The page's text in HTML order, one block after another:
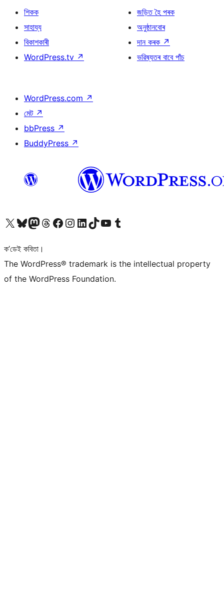
শিকক
সাহায্য
বিকাশকাৰী
WordPress.tv ↗
জড়িত হৈ পৰক
অনুষ্ঠানবোৰ
দান কৰক ↗
ভৱিষ্যতৰ বাবে পাঁচ
WordPress.com ↗
মেট ↗
bbPress ↗
BuddyPress ↗
আমাৰ X (আগৰ Twitter) একাউণ্টলৈ যাওকআমাৰ Bluesky একাউণ্টলৈ যাওকআমাৰ Mastodon একাউণ্টলৈ যাওকআমাৰ Threads একাউণ্টলৈ যাওকআমাৰ Facebook পৃষ্ঠালৈ যাওকআমাৰ Instagram একাউণ্টলৈ যাওকআমাৰ LinkedIn একাউণ্টলৈ যাওকআমাৰ TikTok একাউণ্টলৈ যাওকআমাৰ YouTube চেনেললৈ যাওকআমাৰ Tumblr একাউণ্টলৈ যাওক
ক’ডেই কবিতা।
The WordPress® trademark is the intellectual property
of the WordPress Foundation.